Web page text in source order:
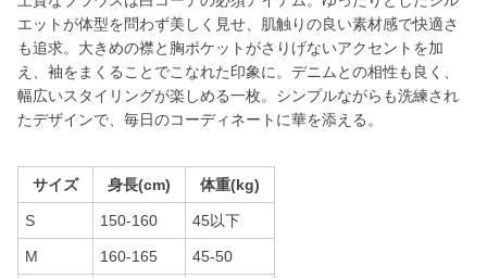
エットが体型を問わず美しく見せ、肌触りの良い素材感で快適さ
も追求。大きめの襟と胸ポケットがさりげないアクセントを加
え、袖をまくることでこなれた印象に。デニムとの相性も良く、
幅広いスタイリングが楽しめる一枚。シンプルながらも洗練され
たデザインで、毎日のコーディネートに華を添える。
サイズ 身長(cm) 体重(kg)
S 150-160 45以下
M 160-165 45-50